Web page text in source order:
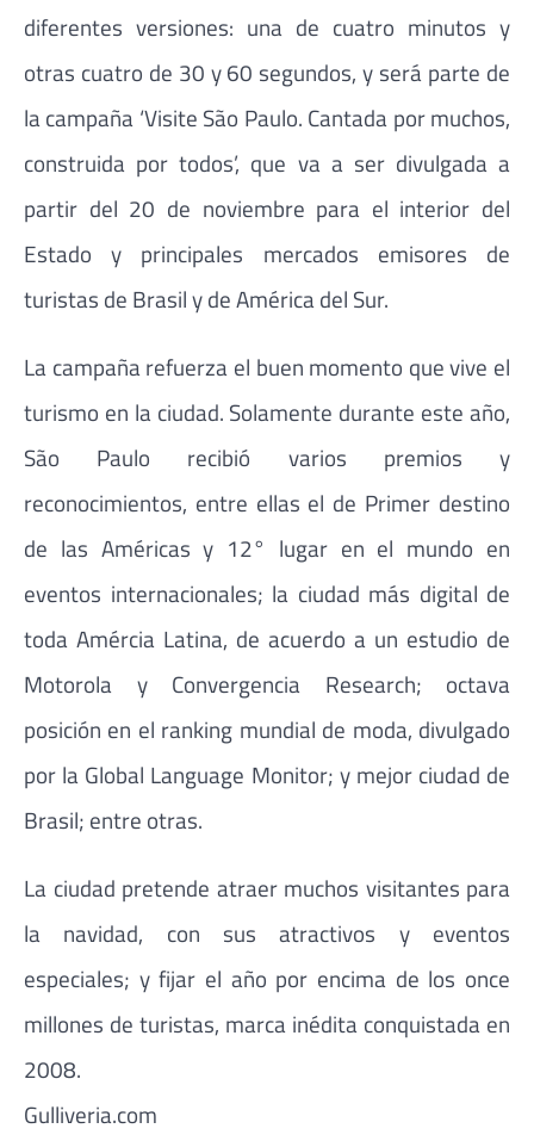
diferentes versiones: una de cuatro minutos y
otras cuatro de 30 y 60 segundos, y será parte de
la campaña ‘Visite São Paulo. Cantada por muchos,
construida por todos’, que va a ser divulgada a
partir del 20 de noviembre para el interior del
Estado y principales mercados emisores de
turistas de Brasil y de América del Sur.
La campaña refuerza el buen momento que vive el
turismo en la ciudad. Solamente durante este año,
São Paulo recibió varios premios y
reconocimientos, entre ellas el de Primer destino
de las Américas y 12° lugar en el mundo en
eventos internacionales; la ciudad más digital de
toda Amércia Latina, de acuerdo a un estudio de
Motorola y Convergencia Research; octava
posición en el ranking mundial de moda, divulgado
por la Global Language Monitor; y mejor ciudad de
Brasil; entre otras.
La ciudad pretende atraer muchos visitantes para
la navidad, con sus atractivos y eventos
especiales; y fijar el año por encima de los once
millones de turistas, marca inédita conquistada en
2008.
Gulliveria.com